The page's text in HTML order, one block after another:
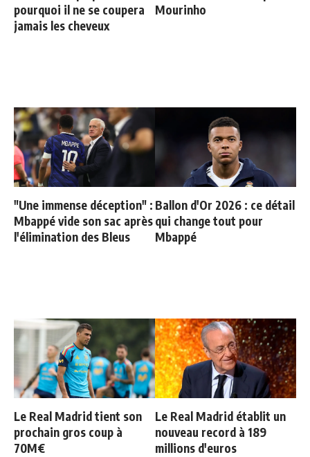
pourquoi il ne se coupera
jamais les cheveux
Mourinho
"Une immense déception" :
Mbappé vide son sac après
l'élimination des Bleus
Ballon d'Or 2026 : ce détail
qui change tout pour
Mbappé
Le Real Madrid tient son
prochain gros coup à
70M€
Le Real Madrid établit un
nouveau record à 189
millions d'euros